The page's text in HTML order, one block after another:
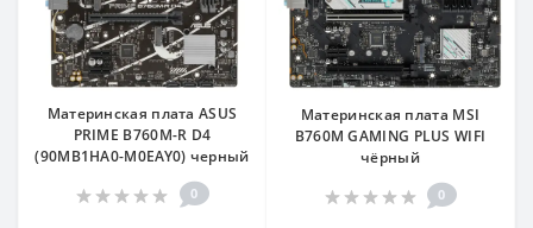
Материнская плата ASUS
PRIME B760M-R D4
(90MB1HA0-M0EAY0) черный
0
Материнская плата MSI
B760M GAMING PLUS WIFI
чёрный
0